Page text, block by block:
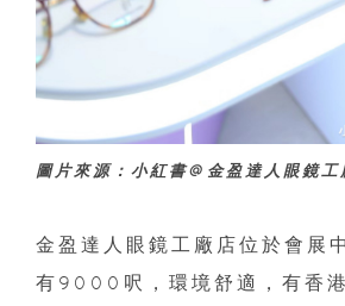
圖片來源：小紅書@金盈達人眼鏡工
金盈達人眼鏡工廠店位於會展
有9000呎，環境舒適，有香